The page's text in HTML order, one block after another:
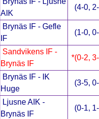
AIK
(4-0,
Brynäs IF - Gefle
IF
(1-0,
Sandvikens IF -
Brynäs IF
*(0-2,
Brynäs IF - IK
Huge
(3-5,
Ljusne AIK -
Brynäs IF
(0-1,